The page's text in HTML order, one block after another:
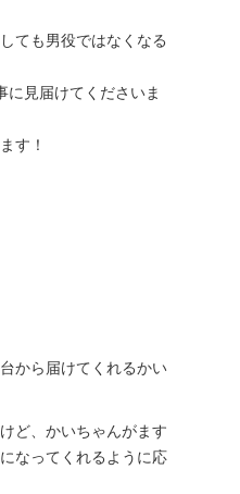
ても男役ではなくなる
に見届けてくださいま
す！
から届けてくれるかい
ど、かいちゃんがます
なってくれるように応